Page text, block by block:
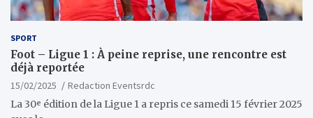
SPORT
Foot – Ligue 1 : À peine reprise, une rencontre est
déjà reportée
15/02/2025
Redaction Eventsrdc
La 30ᵉ édition de la Ligue 1 a repris ce samedi 15 février 2025